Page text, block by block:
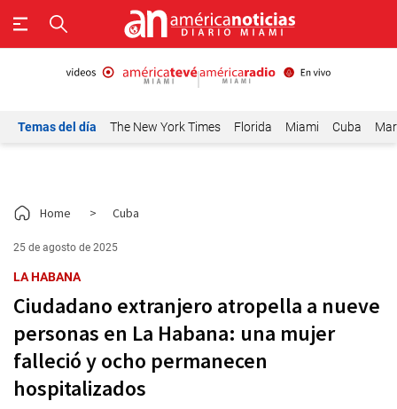
Temas del día The New York Times Florida Miami Cuba
Home > Cuba
25 de agosto de 2025
LA HABANA
Ciudadano extranjero atropella a nueve
personas en La Habana: una mujer
falleció y ocho permanecen
hospitalizados